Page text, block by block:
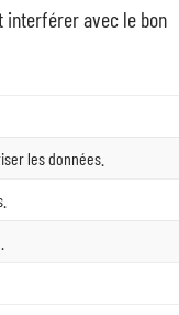
avec le bon
les données.